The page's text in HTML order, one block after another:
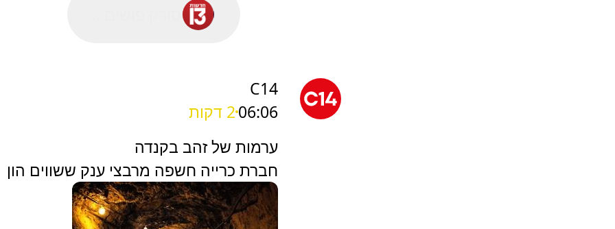
C14
06:062 דקות
ערמות של זהב בקנדה
חברת כרייה חשפה מרבצי ענק ששווים הון